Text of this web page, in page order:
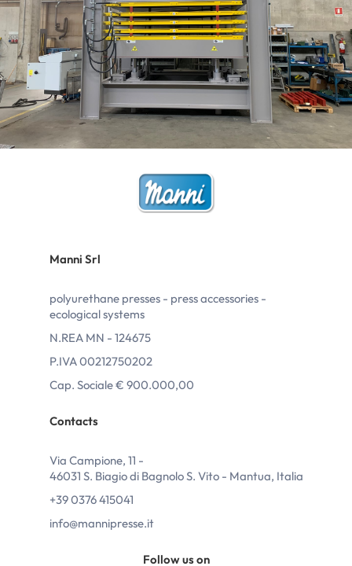
Manni Srl
polyurethane presses - press accessories -
ecological systems
N.REA MN - 124675
P.IVA 00212750202
Cap. Sociale € 900.000,00
Contacts
Via Campione, 11 -
46031 S. Biagio di Bagnolo S. Vito - Mantua, Italia
+39 0376 415041
info@mannipresse.it
Follow us on